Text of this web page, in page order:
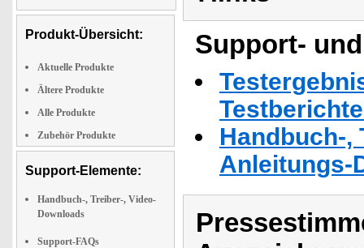
Produkt-Übersicht:
Aktuelle Produkte
Ältere Produkte
Alle Produkte
Zubehör Produkte
Support-Elemente:
Handbuch-, Treiber-, Video-
Downloads
Support-FAQs
Support-
Handbuch-,
Anleitungs-